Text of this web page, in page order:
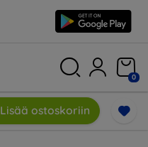
0
Lisää ostoskoriin